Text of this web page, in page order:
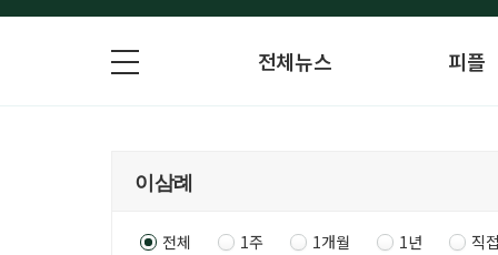
전체뉴스 피플
전체 1주 1개월 1년 직